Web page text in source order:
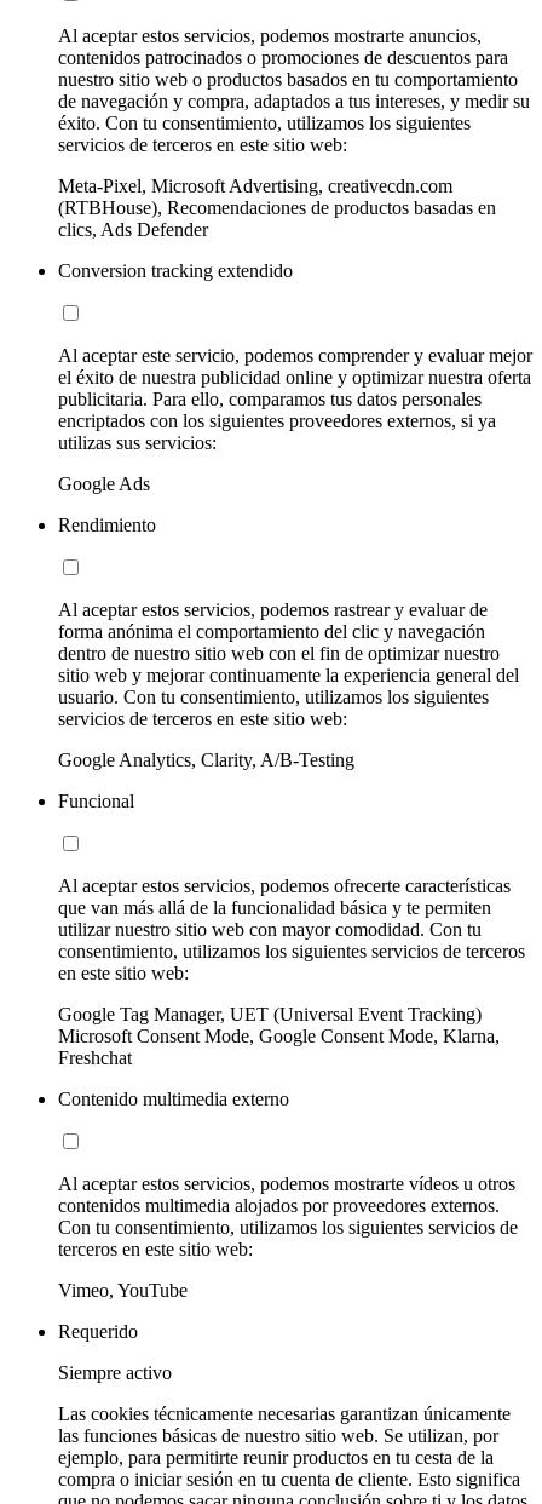
Al aceptar estos servicios, podemos mostrarte anuncios,
contenidos patrocinados o promociones de descuentos para
nuestro sitio web o productos basados en tu comportamiento
de navegación y compra, adaptados a tus intereses, y medir su
éxito. Con tu consentimiento, utilizamos los siguientes
servicios de terceros en este sitio web:
Meta-Pixel, Microsoft Advertising, creativecdn.com
(RTBHouse), Recomendaciones de productos basadas en
clics, Ads Defender
Conversion tracking extendido
Al aceptar este servicio, podemos comprender y evaluar mejor
el éxito de nuestra publicidad online y optimizar nuestra oferta
publicitaria. Para ello, comparamos tus datos personales
encriptados con los siguientes proveedores externos, si ya
utilizas sus servicios:
Google Ads
Rendimiento
Al aceptar estos servicios, podemos rastrear y evaluar de
forma anónima el comportamiento del clic y navegación
dentro de nuestro sitio web con el fin de optimizar nuestro
sitio web y mejorar continuamente la experiencia general del
usuario. Con tu consentimiento, utilizamos los siguientes
servicios de terceros en este sitio web:
Google Analytics, Clarity, A/B-Testing
Funcional
Al aceptar estos servicios, podemos ofrecerte características
que van más allá de la funcionalidad básica y te permiten
utilizar nuestro sitio web con mayor comodidad. Con tu
consentimiento, utilizamos los siguientes servicios de terceros
en este sitio web:
Google Tag Manager, UET (Universal Event Tracking)
Microsoft Consent Mode, Google Consent Mode, Klarna,
Freshchat
Contenido multimedia externo
Al aceptar estos servicios, podemos mostrarte vídeos u otros
contenidos multimedia alojados por proveedores externos.
Con tu consentimiento, utilizamos los siguientes servicios de
terceros en este sitio web:
Vimeo, YouTube
Requerido
Siempre activo
Las cookies técnicamente necesarias garantizan únicamente
las funciones básicas de nuestro sitio web. Se utilizan, por
ejemplo, para permitirte reunir productos en tu cesta de la
compra o iniciar sesión en tu cuenta de cliente. Esto significa